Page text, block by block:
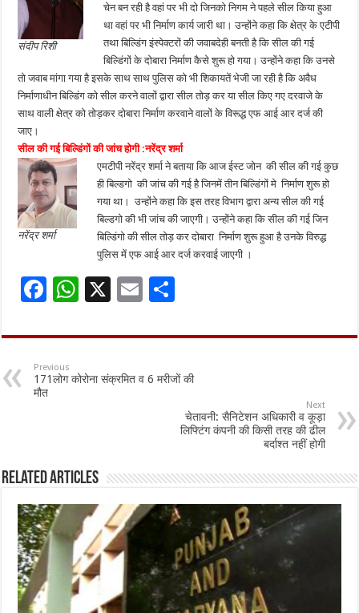
संदीप रिशी
चेन बन रही है वहां पर भी दो जिनको निगम ने पहले सील किया हुआ
था वहां पर भी निर्माण कार्य जारी था। उन्होंने कहा कि क्षेत्र के एटीपी
तथा बिल्डिंग इंस्पेक्टरों की जवाबदेही बनती है कि सील की गई
बिल्डिंगों के दोबारा निर्माण कैसे शुरू हो गया। उन्होंने कहा कि उनसे
तो जवाब मांगा गया है इसके साथ साथ पुलिस को भी शिकायतें भेजी जा रही है कि अवैध
निर्माणाधीन बिल्डिंग को सील करने वालों द्वारा सील तोड़ कर या सील किए गए दरवाजे के
साथ वाली क्षेत्र को तोड़कर दोबारा निर्माण करवाने वालों के विरूद्ध एफ आई आर दर्ज की
जाए।
सील की गई बिल्डिंगों की जांच होगी :नरेंद्र शर्मा
नरेंद्र शर्मा
एमटीपी नरेंद्र शर्मा ने बताया कि आज ईस्ट जोन की सील की गई कुछ
ही बिल्डगो की जांच की गई है जिनमें तीन बिल्डिंगों मे निर्माण शुरू हो
गया था। उन्होंने कहा कि इस तरह विभाग द्वारा अन्य सील की गई
बिल्डगो की भी जांच की जाएगी। उन्होंने कहा कि सील की गई जिन
बिल्डिंगो की सील तोड़ कर दोबारा निर्माण शुरू हुआ है उनके विरुद्ध
पुलिस में एफ आई आर दर्ज करवाई जाएगी ।
F
e
b
o
W
at
sA
p
X
E
ai ar
e
Previous
171लोग कोरोना संक्रमित व 6 मरीजों की
मौत
Next
चेतावनी: सैनिटेशन अधिकारी व कूड़ा
लिफ्टिंग कंपनी की किसी तरह की ढील
बर्दाश्त नहीं होगी
Related Articles